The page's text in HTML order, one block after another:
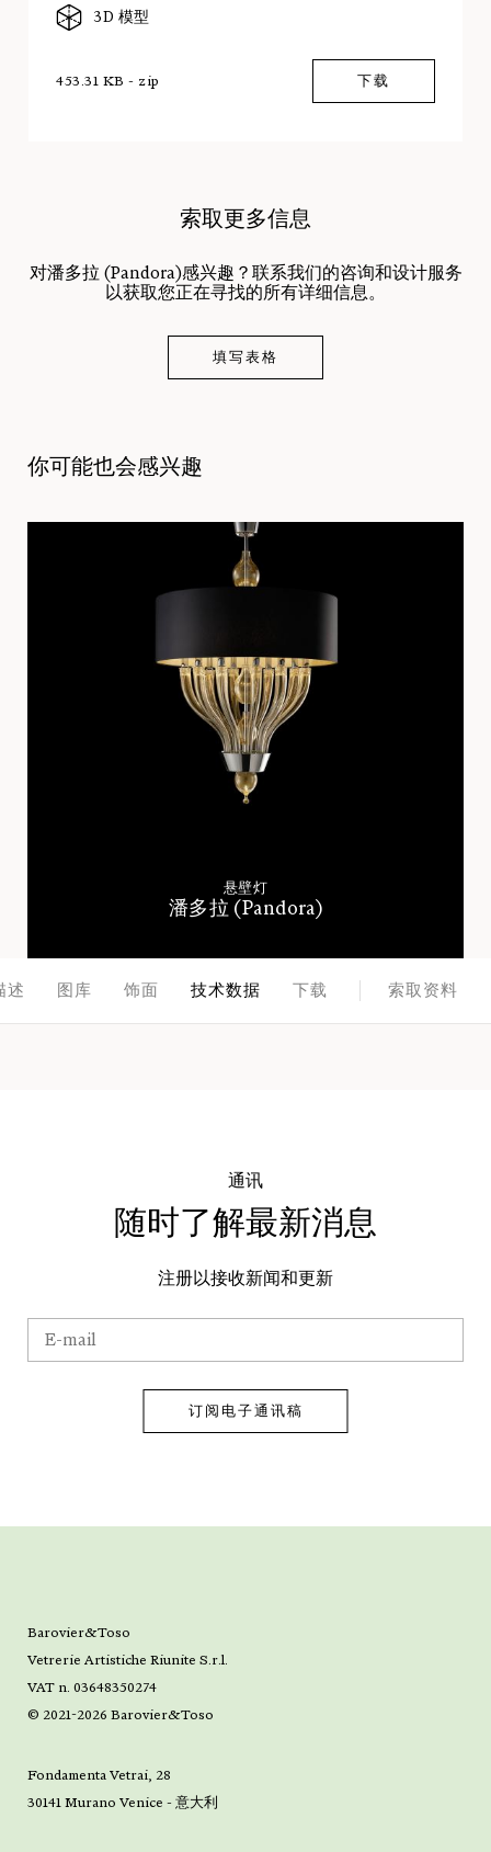
3D 模型
453.31 KB - zip 下载
索取更多信息
对潘多拉 (Pandora)感兴趣？联系我们的咨询和设计服务
以获取您正在寻找的所有详细信息。
填写表格
你可能也会感兴趣
悬壁灯
潘多拉 (Pandora)
述 图库 饰面 技术数据 下载 索取资料
通讯
随时了解最新消息
注册以接收新闻和更新
Barovier&Toso
Vetrerie Artistiche Riunite S.r.l.
VAT n. 03648350274
© 2021-2026 Barovier&Toso
Fondamenta Vetrai, 28
30141 Murano Venice - 意大利